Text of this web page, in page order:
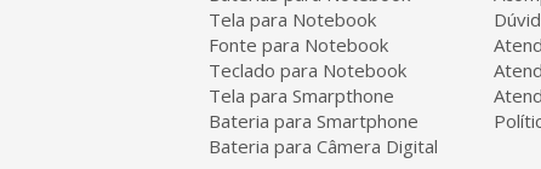
Tela para Notebook
Fonte para Notebook
Teclado para Notebook
Tela para Smarpthone
Bateria para Smartphone
Bateria para Câmera Digital